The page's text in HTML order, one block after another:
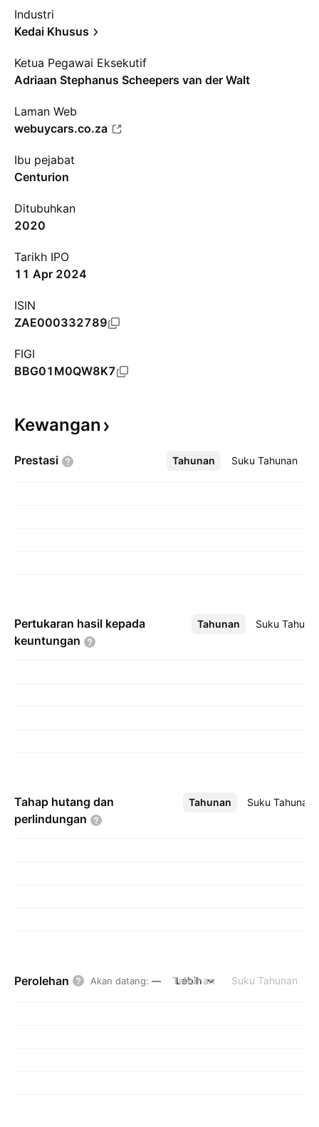
Industri
Kedai Khusus
Ketua Pegawai Eksekutif
Adriaan Stephanus Scheepers van der Walt
Laman Web
webuycars.co.za
Ibu pejabat
Centurion
Ditubuhkan
2020
Tarikh IPO
11 Apr 2024
ISIN
ZAE000332789
FIGI
BBG01M0QW8K7
Kewangan
Prestasi Tahunan Suku Tahunan
Lebih
Pertukaran hasil kepada
keuntungan
Tahunan Suku
Lebih
Tahap hutang dan
perlindungan
Tahunan Suku Tahunan
Lebih
Perolehan Akan datang: — Tahunan Suku Tahunan
Lebih